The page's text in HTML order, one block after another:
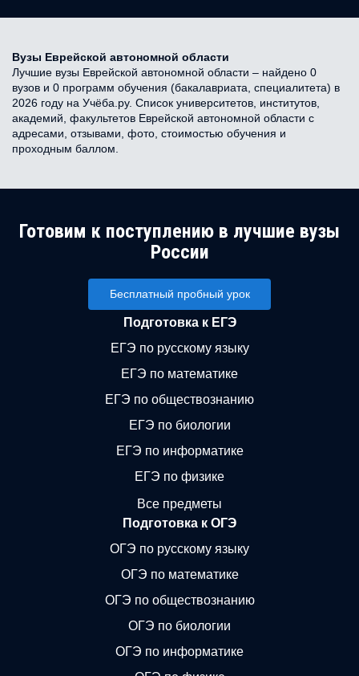
Вузы Еврейской автономной области
Лучшие вузы Еврейской автономной области – найдено 0
вузов и 0 программ обучения (бакалавриата, специалитета) в
2026 году на Учёба.ру. Список университетов, институтов,
академий, факультетов Еврейской автономной области с
адресами, отзывами, фото, стоимостью обучения и
проходным баллом.
Готовим к поступлению в лучшие вузы
России
Бесплатный пробный урок
Подготовка к ЕГЭ
ЕГЭ по русскому языку
ЕГЭ по математике
ЕГЭ по обществознанию
ЕГЭ по биологии
ЕГЭ по информатике
ЕГЭ по физике
Все предметы
Подготовка к ОГЭ
ОГЭ по русскому языку
ОГЭ по математике
ОГЭ по обществознанию
ОГЭ по биологии
ОГЭ по информатике